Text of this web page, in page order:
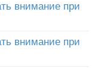
внимание при
внимание при